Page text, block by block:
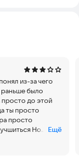
оружия. Это
бросить вызов
к
где победа
35 различных
«muscle»-
и автобусов. Для
такие
из-за чего
раньше было
до этой
ты просто
просто
Но
Ещё